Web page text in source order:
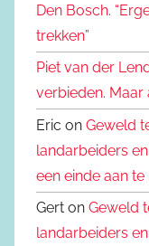
Den Bosch.
trekken”
Piet van der
verbieden. Maar
Eric on Geweld
landarbeiders
een einde aan te
Gert on Geweld
landarbeiders